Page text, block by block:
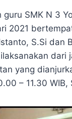
SMK N 3
2021
S.Si dan
yang
– 11.30 WIB,